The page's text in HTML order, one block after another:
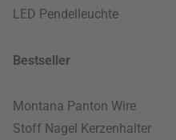
LED Pendelleuchte
Bestseller
Montana Panton Wire
Stoff Nagel Kerzenhalter